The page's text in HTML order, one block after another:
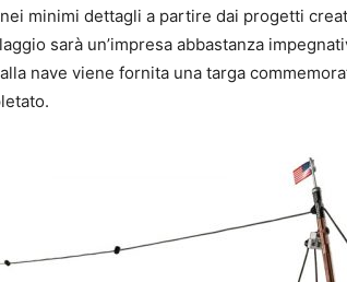
minimi dettagli a partire dai progetti
sarà un’impresa abbastanza
nave viene fornita una targa